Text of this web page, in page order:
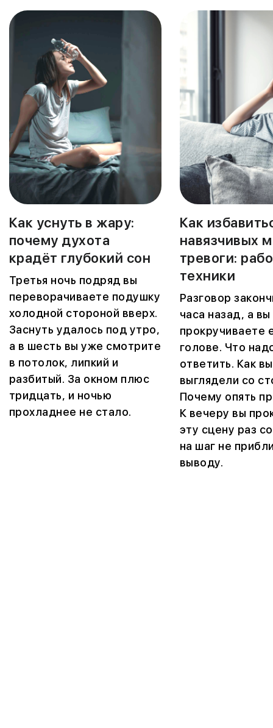
Как уснуть в жару:
почему духота
крадёт глубокий сон
Третья ночь подряд вы
переворачиваете подушку
холодной стороной вверх.
Заснуть удалось под утро,
а в шесть вы уже смотрите
в потолок, липкий и
разбитый. За окном плюс
тридцать, и ночью
прохладнее не стало.
Как
навязчивых
тревоги:
техники
Разговор
часа назад, а
прокручиваете
голове. Что
ответить. Как вы
выглядели со
Почему опять
К вечеру вы
эту сцену раз
на шаг не
выводу.